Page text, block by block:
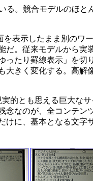
。競合モデルのほと
表示したまま別のワ
。従来モデルから実
たり罫線表示」を切
きく変化する。高解
的とも思える巨大な
なのが、全コンテン
に、基本となる文字